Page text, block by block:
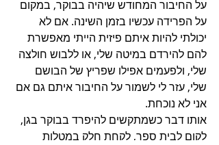
על החיבור המחודש שיהיה בבוקר, במקום
על הפרידה עכשיו בזמן השינה. אם לא
יכולתי להיות איתם פיזית הייתי מאפשרת
להם להירדם במיטה שלי, או ללבוש חולצה
שלי, ולפעמים אפילו שפריץ של הבושם
שלי, עזר לי לשמור על החיבור איתם גם אם
אני לא נוכחת.
אותו דבר כשמתקשים להיפרד בבוקר בגן,
לקום לבית ספר, לקחת חלק במטלות